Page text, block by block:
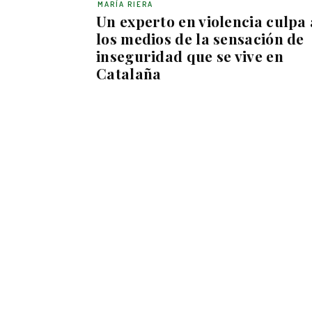
Un experto en violencia culpa
los medios de la sensación de
inseguridad que se vive en
Catalaña
MARÍA RIERA